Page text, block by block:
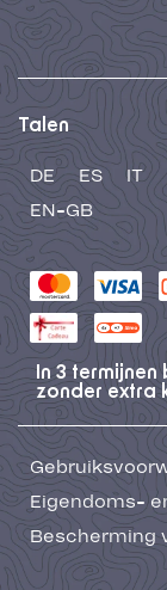
Talen
DE ES IT
EN-GB
In 3 termijnen
zonder extra
Eigendoms-
Bescherming